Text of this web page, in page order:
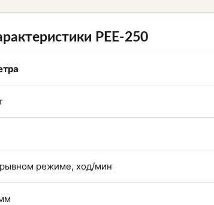
PEE-250
режиме, ход/мин